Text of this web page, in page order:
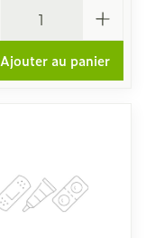
Ajouter au panier